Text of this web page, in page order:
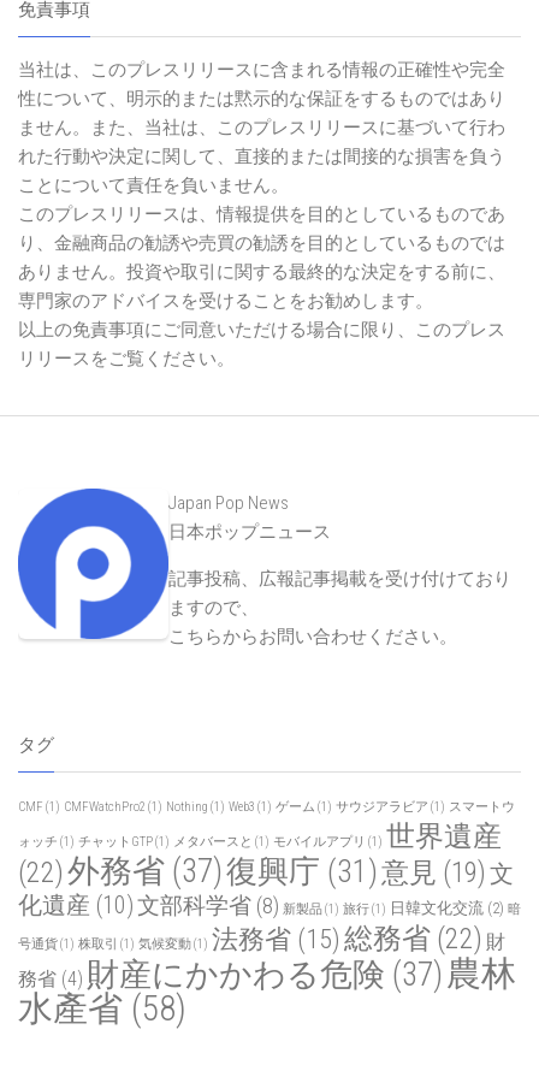
免責事項
当社は、このプレスリリースに含まれる情報の正確性や完全
性について、明示的または黙示的な保証をするものではあり
ません。また、当社は、このプレスリリースに基づいて行わ
れた行動や決定に関して、直接的または間接的な損害を負う
ことについて責任を負いません。
このプレスリリースは、情報提供を目的としているものであ
り、金融商品の勧誘や売買の勧誘を目的としているものでは
ありません。投資や取引に関する最終的な決定をする前に、
専門家のアドバイスを受けることをお勧めします。
以上の免責事項にご同意いただける場合に限り、このプレス
リリースをご覧ください。
Japan Pop News
日本ポップニュース
記事投稿、広報記事掲載を受け付けており
ますので、
こちらからお問い合わせください。
タグ
CMF (1) CMFWatchPro2 (1) Nothing (1) Web3 (1) ゲーム (1) サウジアラビア (1) スマートウ
ォッチ (1) チャットGTP(1) メタバースと (1) モバイルアプリ (1) 世界遺産
(22)外務省 (37)復興庁 (31)意見 (19) 文
化遺産 (10)文部科学省 (8) 新製品(1) 旅行(1) 日韓文化交流 (2) 暗
号通貨(1) 株取引 (1) 気候変動(1) 法務省 (15) 総務省 (22) 財
務省 (4) 財産にかかわる危険 (37) 農林
水產省 (58)